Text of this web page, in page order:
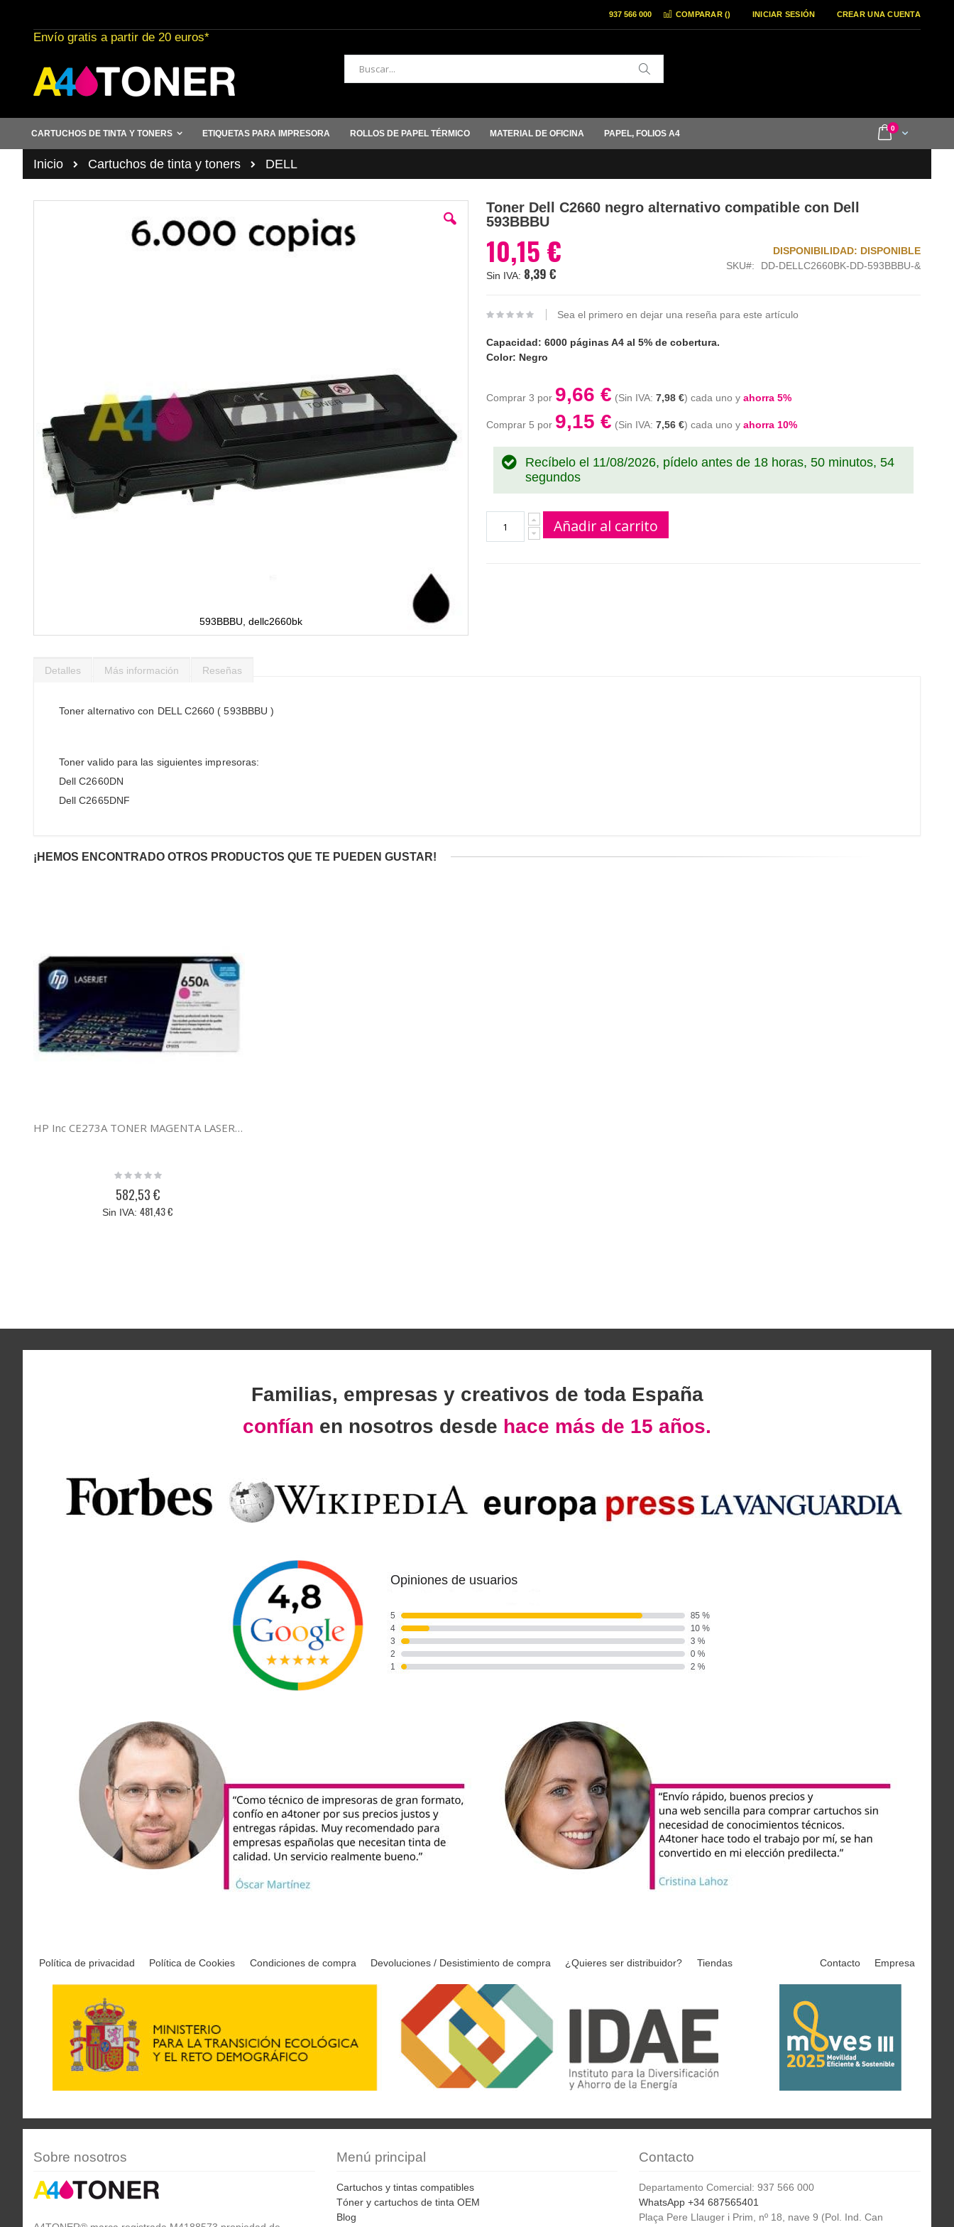
al
contenido
COMPARAR () INICIAR SESIÓN CREAR UNA CUENTA
937 566 000
Envío gratis a partir de 20 euros*
Buscar
Cart
0items
CARTUCHOS DE TINTA Y TONERS ETIQUETAS PARA IMPRESORA ROLLOS DE PAPEL TÉRMICO MATERIAL DE OFICINA PAPEL, FOLIOS A4
Inicio Cartuchos de tinta y toners DELL
593BBBU, dellc2660bk
comienzo
galería
Toner Dell C2660 negro alternativo compatible con Dell
593BBBU
10,15 €
8,39 €
DISPONIBILIDAD: DISPONIBLE
SKU
DD-DELLC2660BK-DD-593BBBU-&
Sea el primero en dejar una reseña para este artículo
Capacidad: 6000 páginas A4 al 5% de cobertura.
Color: Negro
Comprar 3 por 9,66 € 7,98 € cada uno y ahorra 5%
Comprar 5 por 9,15 € 7,56 € cada uno y ahorra 10%
Recíbelo el 11/08/2026, pídelo antes de 18 horas, 50 minutos, 54
segundos
Añadir al carrito
Detalles
Toner alternativo con DELL C2660 ( 593BBBU )
Toner valido para las siguientes impresoras:
Dell C2660DN
Dell C2665DNF
Más información Reseñas
¡HEMOS ENCONTRADO OTROS PRODUCTOS QUE TE PUEDEN GUSTAR!
HP Inc CE273A TONER MAGENTA LASERJET CE273A
Rating:
582,53 €
481,43 €
Familias, empresas y creativos de toda España
confían en nosotros desde hace más de 15 años.
Política de privacidad Política de Cookies Condiciones de compra Devoluciones / Desistimiento de compra ¿Quieres ser distribuidor? Tiendas Contacto Empresa
Sobre nosotros Menú principal
Cartuchos y tintas compatibles
Tóner y cartuchos de tinta OEM
Blog
Contacto
Departamento Comercial: 937 566 000
WhatsApp +34 687565401
Plaça Pere Llauger i Prim, nº 18, nave 9 (Pol. Ind. Can